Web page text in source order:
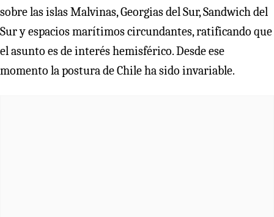
sobre las islas Malvinas, Georgias del Sur, Sandwich del
Sur y espacios marítimos circundantes, ratificando que
el asunto es de interés hemisférico. Desde ese
momento la postura de Chile ha sido invariable.